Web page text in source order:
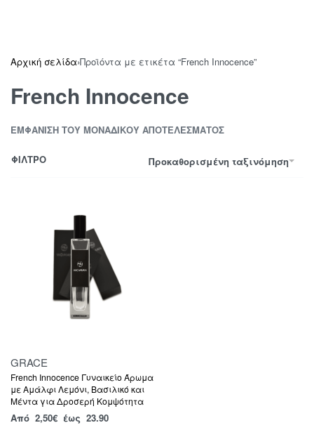
Αρχική σελίδα›Προϊόντα με ετικέτα “French Innocence”
French Innocence
ΕΜΦΆΝΙΣΗ ΤΟΥ ΜΟΝΑΔΙΚΟΎ ΑΠΟΤΕΛΈΣΜΑΤΟΣ
Προκαθορισμένη ταξινόμηση
ΦΙΛΤΡΟ
GRACE
French Innocence Γυναικείο Άρωμα
με Αμάλφι Λεμόνι, Βασιλικό και
Μέντα για Δροσερή Κομψότητα
Από 2,50€ έως 23.90